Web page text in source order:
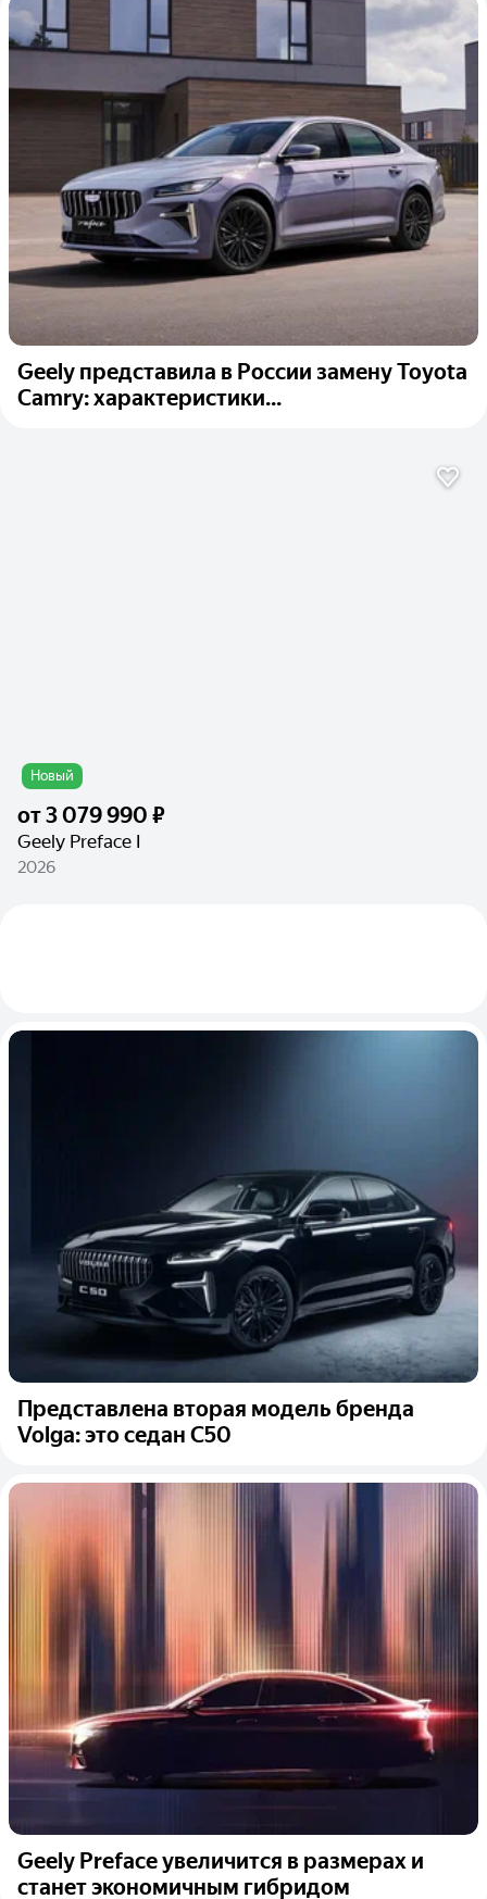
Geely представила в России замену Toyota
Camry: характеристики...
Новый
от3 079 990 ₽
Geely Preface I
2026
Представлена вторая модель бренда
Volga: это седан C50
Geely Preface увеличится в размерах и
станет экономичным гибридом